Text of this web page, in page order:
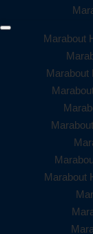
Marabout
Marabout
Marabout